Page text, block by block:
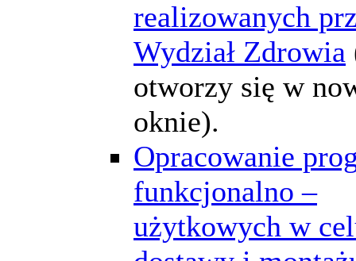
realizowanych
Wydział Zdrowia
otworzy się w
oknie).
Opracowanie
funkcjonalno –
użytkowych w